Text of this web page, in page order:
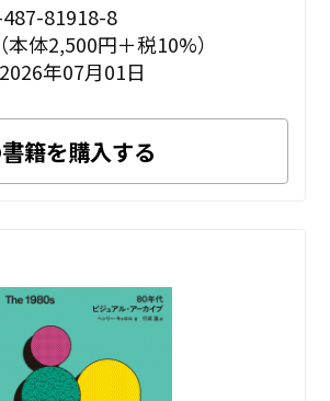
81918-8
体2,500円＋税10%）
年07月01日
籍を購入する